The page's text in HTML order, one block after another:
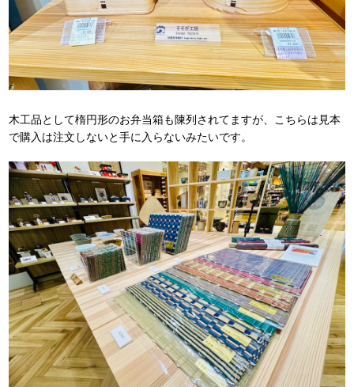
木工品として楕円形のお弁当箱も陳列されてますが、こちらは見本
で購入は注文しないと手に入らないみたいです。